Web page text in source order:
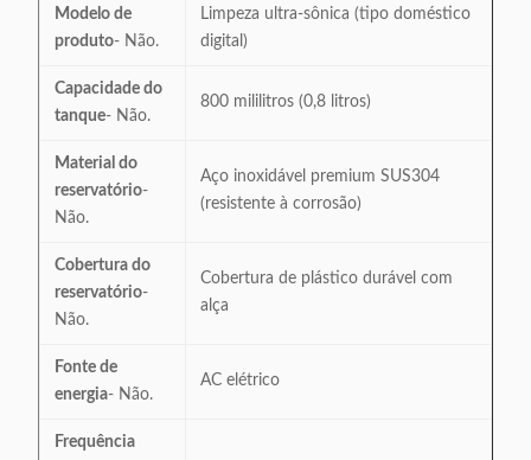
Modelo de
produto- Não.
Limpeza ultra-sônica (tipo doméstico
digital)
Capacidade do
tanque- Não.
800 mililitros (0,8 litros)
Material do
reservatório-
Não.
Aço inoxidável premium SUS304
(resistente à corrosão)
Cobertura do
reservatório-
Não.
Cobertura de plástico durável com
alça
Fonte de
energia- Não.
AC elétrico
Frequência